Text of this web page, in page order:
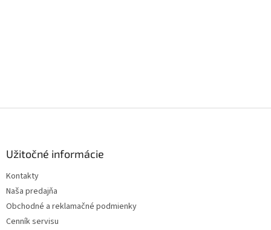
Užitočné informácie
Kontakty
Naša predajňa
Obchodné a reklamačné podmienky
Cenník servisu